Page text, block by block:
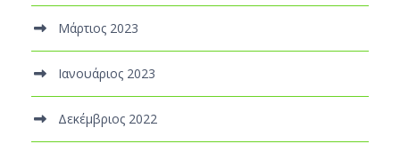
Μάρτιος 2023
Ιανουάριος 2023
Δεκέμβριος 2022